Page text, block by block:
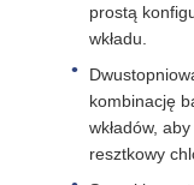
Miernik
Wspornik RO
prostą
wkładu.
kombinację
wkładów,
resztkowy